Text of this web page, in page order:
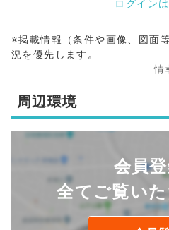
ログイン
※掲載情報（条件や画像、図面
況を優先します。
情
周辺環境
会員
全てご覧いた